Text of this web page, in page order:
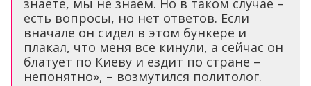
знаете, мы не знаем. Но в таком случае –
есть вопросы, но нет ответов. Если
вначале он сидел в этом бункере и
плакал, что меня все кинули, а сейчас он
блатует по Киеву и ездит по стране –
непонятно», – возмутился политолог.